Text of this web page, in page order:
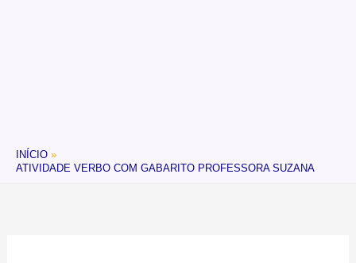
INÍCIO
ATIVIDADE VERBO COM GABARITO PROFESSORA SUZANA